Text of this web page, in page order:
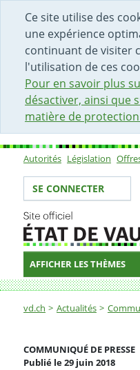
Ce site utilise des
une expérience
continuant de visiter
l'utilisation de ces
Pour en savoir plus
désactiver, ainsi que
matière de
DÉBUT DU CONTENU
ACCÈS AU CHAMP DE
PAGE D'ACCUEIL
FORMULAIRE DE
Sous-
Autorités Législation
Votre identité
SE CONNECTER
AFFICHER LES THÈMES
Fil d'Ariane
vd.ch Actualités
Égalité salariale et
COMMUNIQUÉ DE PRESSE
Publié le 29 juin 2018